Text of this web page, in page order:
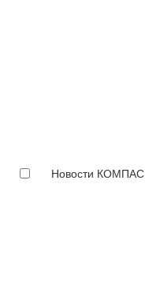
Новости КОМПАС